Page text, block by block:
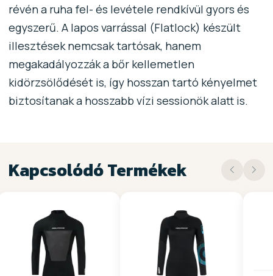
révén a ruha fel- és levétele rendkívül gyors és
egyszerű. A lapos varrással (Flatlock) készült
illesztések nemcsak tartósak, hanem
megakadályozzák a bőr kellemetlen
kidörzsölődését is, így hosszan tartó kényelmet
biztosítanak a hosszabb vízi sessionök alatt is.
Kapcsolódó Termékek